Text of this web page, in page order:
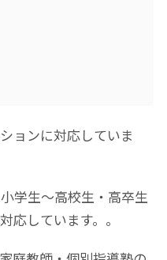
ョンに対応していま
学生〜高校生・高卒生
応しています。。